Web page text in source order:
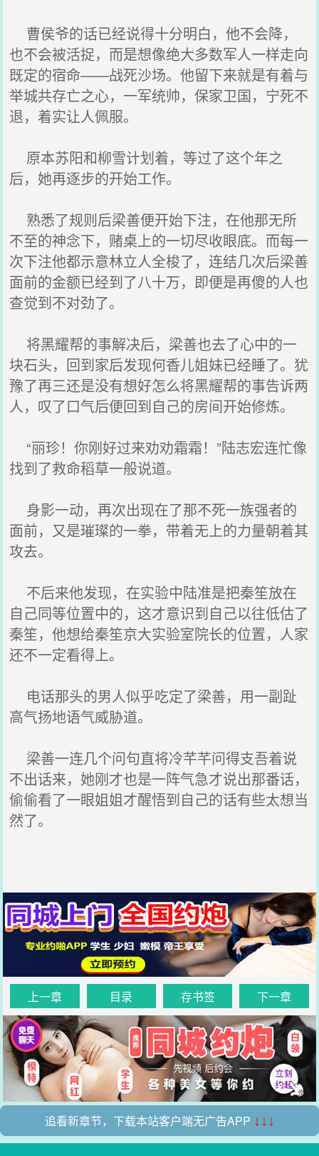
曹侯爷的话已经说得十分明白，他不会降，
也不会被活捉，而是想像绝大多数军人一样走向
既定的宿命——战死沙场。他留下来就是有着与
举城共存亡之心，一军统帅，保家卫国，宁死不
退，着实让人佩服。
原本苏阳和柳雪计划着，等过了这个年之
后，她再逐步的开始工作。
熟悉了规则后梁善便开始下注，在他那无所
不至的神念下，赌桌上的一切尽收眼底。而每一
次下注他都示意林立人全梭了，连结几次后梁善
面前的金额已经到了八十万，即便是再傻的人也
查觉到不对劲了。
将黑耀帮的事解决后，梁善也去了心中的一
块石头，回到家后发现何香儿姐妹已经睡了。犹
豫了再三还是没有想好怎么将黑耀帮的事告诉两
人，叹了口气后便回到自己的房间开始修炼。
“丽珍！你刚好过来劝劝霜霜！”陆志宏连忙像
找到了救命稻草一般说道。
身影一动，再次出现在了那不死一族强者的
面前，又是璀璨的一拳，带着无上的力量朝着其
攻去。
不后来他发现，在实验中陆准是把秦笙放在
自己同等位置中的，这才意识到自己以往低估了
秦笙，他想给秦笙京大实验室院长的位置，人家
还不一定看得上。
电话那头的男人似乎吃定了梁善，用一副趾
高气扬地语气威胁道。
梁善一连几个问句直将冷芊芊问得支吾着说
不出话来，她刚才也是一阵气急才说出那番话，
偷偷看了一眼姐姐才醒悟到自己的话有些太想当
然了。
上一章 目录 存书签 下一章
追看新章节，下载本站客户端无广告APP ↓↓↓